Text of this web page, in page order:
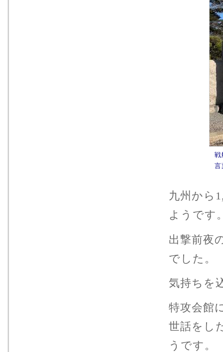
言
九州から
ようです
出撃前夜
でした。
気持ちを
特攻会館
世話をし
うです。